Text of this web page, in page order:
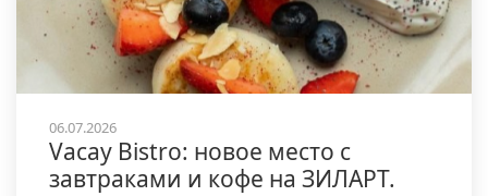
06.07.2026
Vacay Bistro: новое место с
завтраками и кофе на ЗИЛАРТ.